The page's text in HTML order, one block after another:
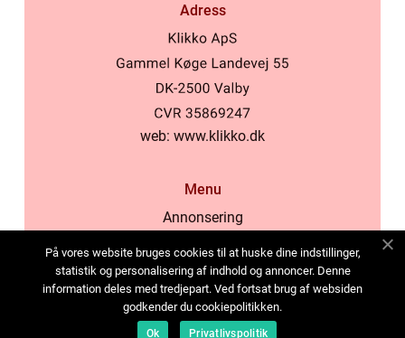
Adress
web: www.klikko.dk
Menu
Annonsering
Cookies
Kontakta oss
Sitemap
På vores website bruges cookies til at huske dine indstillinger,
statistik og personalisering af indhold og annoncer. Denne
information deles med tredjepart. Ved fortsat brug af websiden
godkender du cookiepolitikken.
Ok Privatlivspolitik